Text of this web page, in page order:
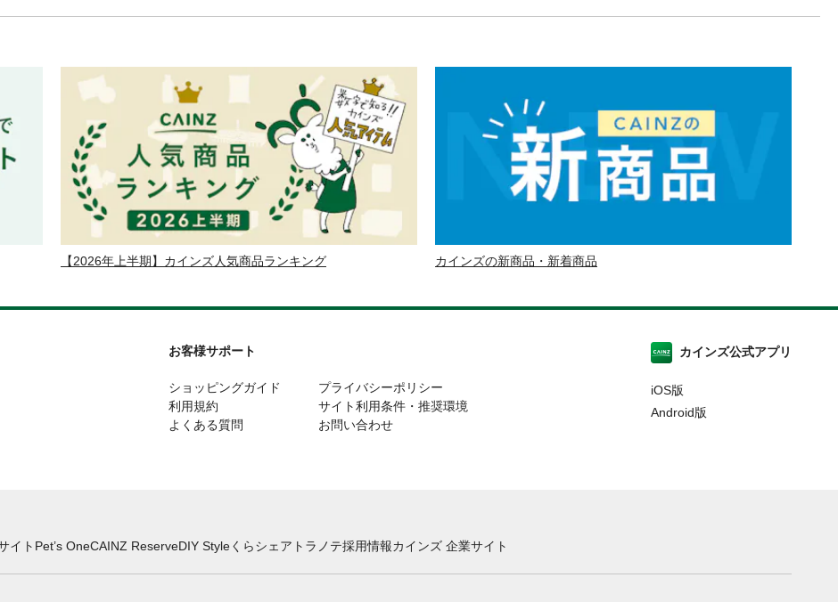
【2026年上半期】カインズ人気商品ランキング カインズの新商品・新着商品
お客様サポート
ショッピングガイド
利用規約
よくある質問
プライバシーポリシー
サイト利用条件・推奨環境
お問い合わせ
カインズ公式アプリ
iOS版
Android版
イト Pet’s OneCAINZ ReserveDIY Styleくらシェア トラノテ採用情報カインズ 企業サイト